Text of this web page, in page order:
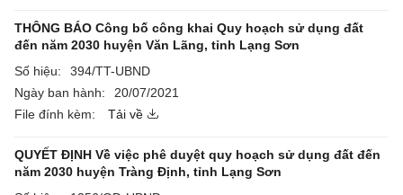
THÔNG BÁO Công bố công khai Quy hoạch sử dụng đất
đến năm 2030 huyện Văn Lãng, tỉnh Lạng Sơn
Số hiệu:
394/TT-UBND
Ngày ban hành:
20/07/2021
File đính kèm:
Tải về
QUYẾT ĐỊNH Về việc phê duyệt quy hoạch sử dụng đất đến
năm 2030 huyện Tràng Định, tỉnh Lạng Sơn